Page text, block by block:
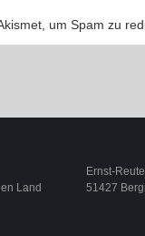
um Spam zu
Land
Ernst-
51427